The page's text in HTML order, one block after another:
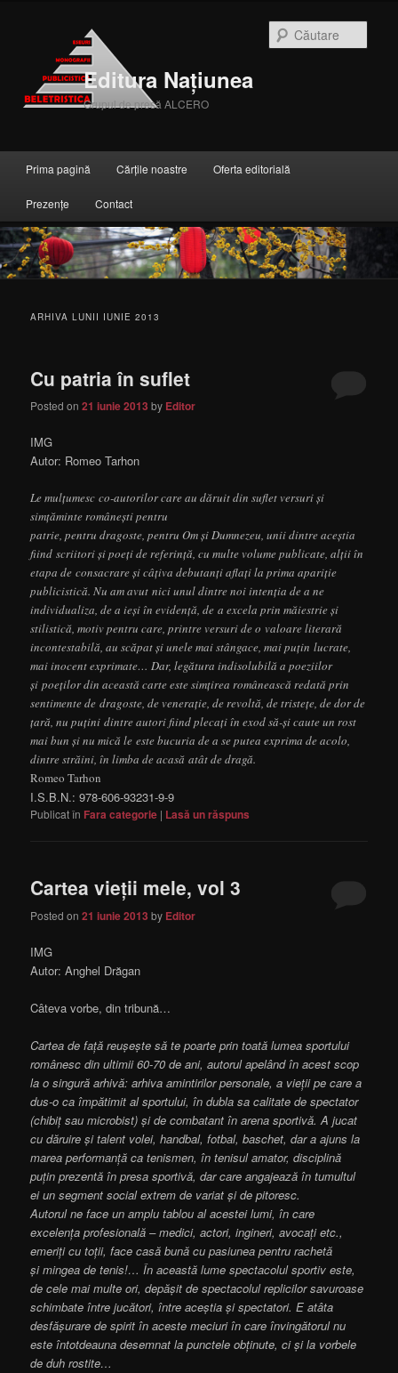
Editura Națiunea
Grupul de presă ALCERO
Sari la conținutul principal
Sari la conținutul secundar
Prima pagină Cărțile noastre Oferta editorială
Prezențe Contact
ARHIVA LUNII IUNIE 2013
Cu patria în suflet
Posted on21 iunie 2013 by Editor
IMG
Autor: Romeo Tarhon
Le mulțumesc co-autorilor care au dăruit din suflet versuri și
simțăminte românești pentru
patrie, pentru dragoste, pentru Om și Dumnezeu, unii dintre aceștia
fiind scriitori și poeți de referință, cu multe volume publicate, alții în
etapa de consacrare și câțiva debutanți aflați la prima apariție
publicistică. Nu am avut nici unul dintre noi intenția de a ne
individualiza, de a ieși în evidență, de a excela prin măiestrie și
stilistică, motiv pentru care, printre versuri de o valoare literară
incontestabilă, au scăpat și unele mai stângace, mai puțin lucrate,
mai inocent exprimate… Dar, legătura indisolubilă a poeziilor
și poeților din această carte este simțirea românească redată prin
sentimente de dragoste, de venerație, de revoltă, de tristețe, de dor de
țară, nu puțini dintre autori fiind plecați în exod să-și caute un rost
mai bun și nu mică le este bucuria de a se putea exprima de acolo,
dintre străini, în limba de acasă atât de dragă.
Romeo Tarhon
I.S.B.N.: 978-606-93231-9-9
Publicat în Fara categorie | Lasă un răspuns
Cartea vieții mele, vol 3
Posted on21 iunie 2013 by Editor
IMG
Autor: Anghel Drăgan
Câteva vorbe, din tribună…
Cartea de față reușește să te poarte prin toată lumea sportului
românesc din ultimii 60-70 de ani, autorul apelând în acest scop
la o singură arhivă: arhiva amintirilor personale, a vieții pe care a
dus-o ca împătimit al sportului, în dubla sa calitate de spectator
(chibiț sau microbist) și de combatant în arena sportivă. A jucat
cu dăruire și talent volei, handbal, fotbal, baschet, dar a ajuns la
marea performanță ca tenismen, în tenisul amator, disciplină
puțin prezentă în presa sportivă, dar care angajează în tumultul
ei un segment social extrem de variat și de pitoresc.
Autorul ne face un amplu tablou al acestei lumi, în care
excelența profesională – medici, actori, ingineri, avocați etc.,
emeriți cu toții, face casă bună cu pasiunea pentru rachetă
și mingea de tenis!… În această lume spectacolul sportiv este,
de cele mai multe ori, depășit de spectacolul replicilor savuroase
schimbate între jucători, între aceștia și spectatori. E atâta
desfășurare de spirit în aceste meciuri în care învingătorul nu
este întotdeauna desemnat la punctele obținute, ci și la vorbele
de duh rostite…